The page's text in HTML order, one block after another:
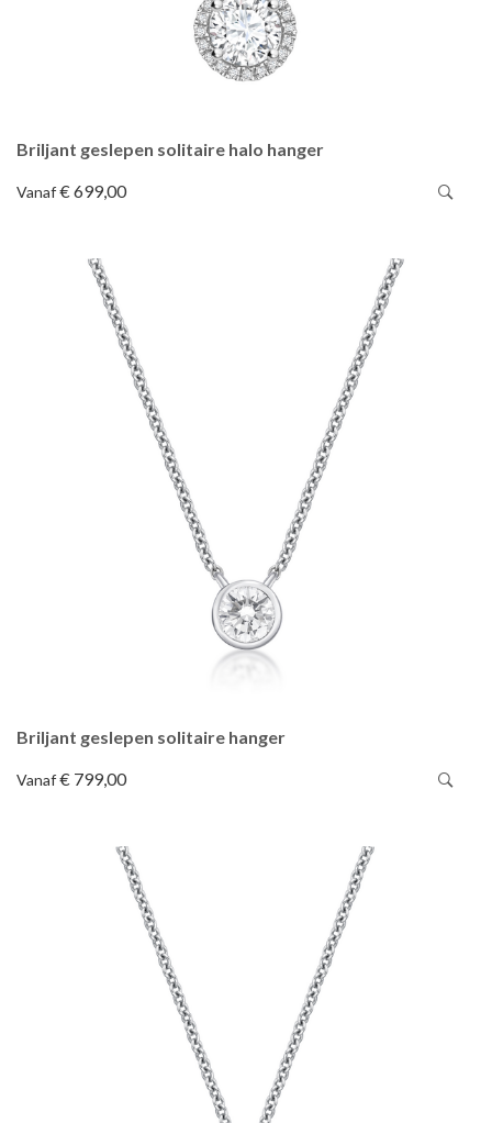
Briljant geslepen solitaire halo hanger
Vanaf€ 699,00
Briljant geslepen solitaire hanger
Vanaf€ 799,00